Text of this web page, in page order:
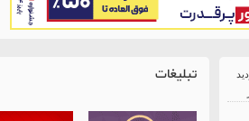
تبلیغات